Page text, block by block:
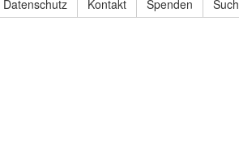
Datenschutz Kontakt Spenden